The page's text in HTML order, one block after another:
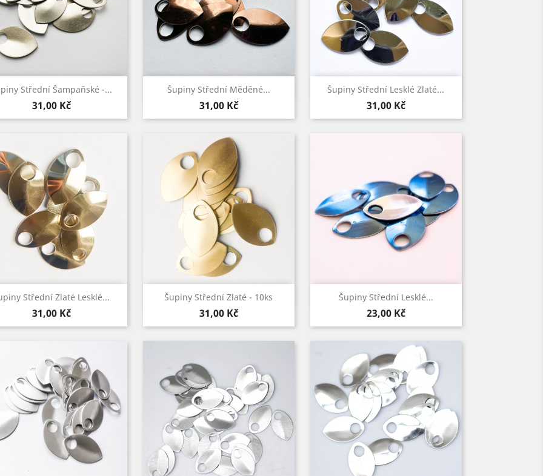
Střední Šampaňské -...
Cena
31,00 Kč
Rychlý náhled Šupiny Střední Měděné...
Cena
31,00 Kč
Rychlý náhled Šupiny Střední Lesklé Zlaté...
Cena
31,00 Kč
Rychlý náhled
Střední Zlaté Lesklé...
Cena
31,00 Kč
Rychlý náhled Šupiny Střední Zlaté - 10ks
Cena
31,00 Kč
Rychlý náhled Šupiny Střední Lesklé...
Cena
23,00 Kč
Rychlý náhled